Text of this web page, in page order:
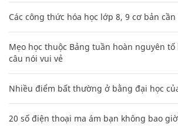
Các công thức hóa học lớp 8, 9 cơ bản
Mẹo học thuộc Bảng tuần hoàn nguyên
câu nói vui vẻ
Nhiều điểm bất thường ở bằng đại học
20 số điện thoại ma ám bạn không bao